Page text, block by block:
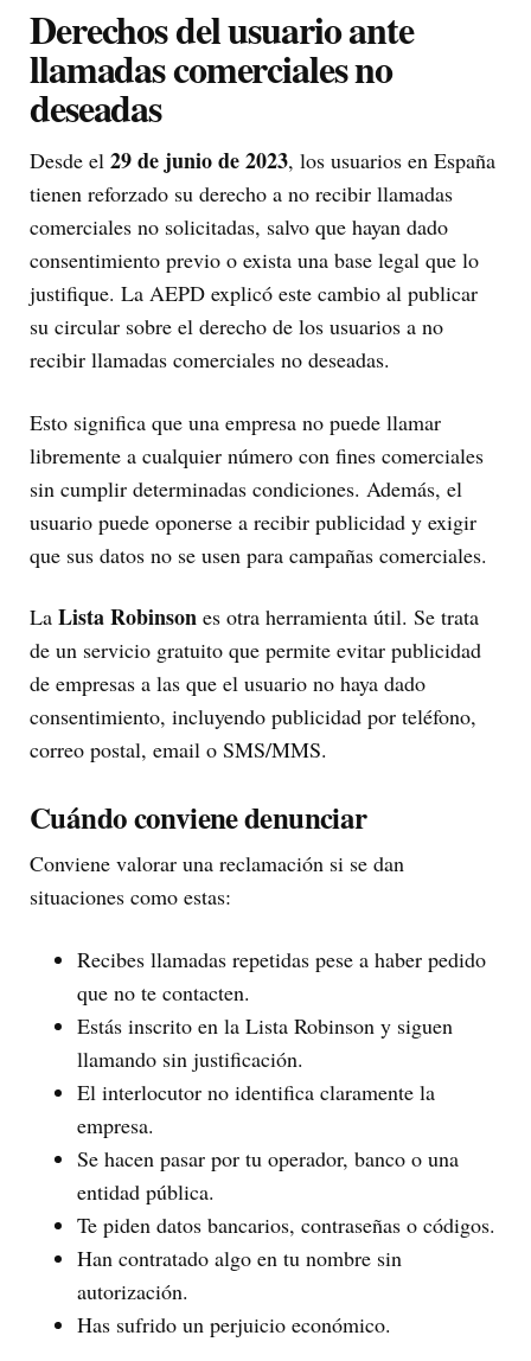
Derechos del usuario ante
llamadas comerciales no
deseadas
Desde el 29 de junio de 2023, los usuarios en España
tienen reforzado su derecho a no recibir llamadas
comerciales no solicitadas, salvo que hayan dado
consentimiento previo o exista una base legal que lo
justifique. La AEPD explicó este cambio al publicar
su circular sobre el derecho de los usuarios a no
recibir llamadas comerciales no deseadas.
Esto significa que una empresa no puede llamar
libremente a cualquier número con fines comerciales
sin cumplir determinadas condiciones. Además, el
usuario puede oponerse a recibir publicidad y exigir
que sus datos no se usen para campañas comerciales.
La Lista Robinson es otra herramienta útil. Se trata
de un servicio gratuito que permite evitar publicidad
de empresas a las que el usuario no haya dado
consentimiento, incluyendo publicidad por teléfono,
correo postal, email o SMS/MMS.
Cuándo conviene denunciar
Conviene valorar una reclamación si se dan
situaciones como estas:
Recibes llamadas repetidas pese a haber pedido
que no te contacten.
Estás inscrito en la Lista Robinson y siguen
llamando sin justificación.
El interlocutor no identifica claramente la
empresa.
Se hacen pasar por tu operador, banco o una
entidad pública.
Te piden datos bancarios, contraseñas o códigos.
Han contratado algo en tu nombre sin
autorización.
Has sufrido un perjuicio económico.